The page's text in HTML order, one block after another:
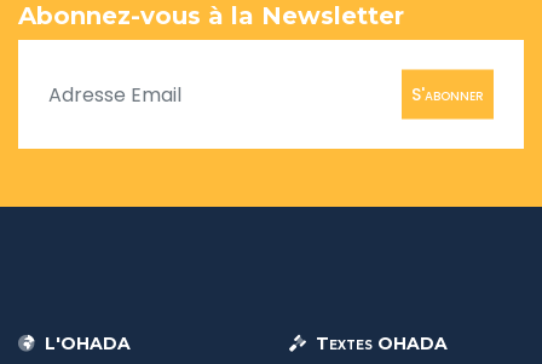
Abonnez-vous à la Newsletter
S'abonner
L'OHADA Textes OHADA